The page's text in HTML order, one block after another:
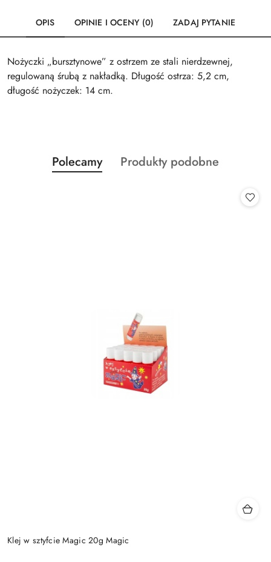
OPIS OPINIE I OCENY (0) ZADAJ PYTANIE
Nożyczki „bursztynowe” z ostrzem ze stali nierdzewnej,
regulowaną śrubą z nakładką. Długość ostrza: 5,2 cm,
długość nożyczek: 14 cm.
Pomiń karuzelę produktów
Produkty
o
Polecamy
Produkty
Produkty podobne
Klej w sztyfcie Magic 20g Magic